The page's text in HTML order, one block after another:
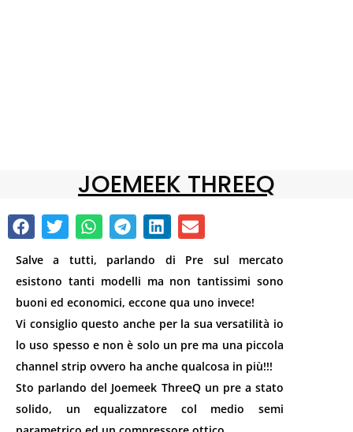
JOEMEEK THREEQ
Salve a tutti, parlando di Pre sul mercato
esistono tanti modelli ma non tantissimi sono
buoni ed economici, eccone qua uno invece!
Vi consiglio questo anche per la sua versatilità io
lo uso spesso e non è solo un pre ma una piccola
channel strip ovvero ha anche qualcosa in più!!!
Sto parlando del Joemeek ThreeQ un pre a stato
solido, un equalizzatore col medio semi